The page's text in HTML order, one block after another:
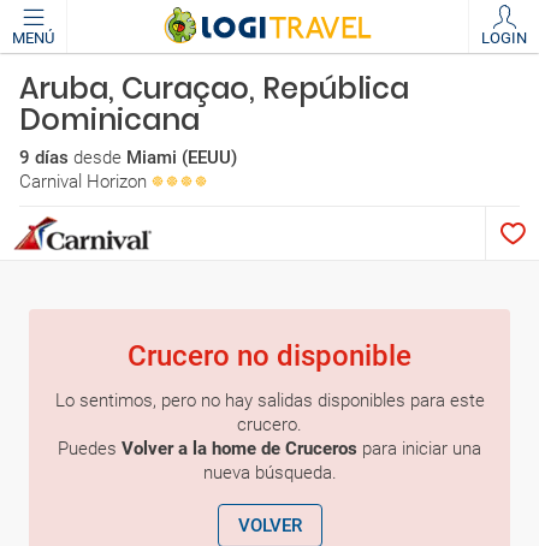
MENÚ LOGIN
Aruba, Curaçao, República
Dominicana
9 días desde Miami (EEUU)
Carnival Horizon
Crucero no disponible
Lo sentimos, pero no hay salidas disponibles para este
crucero.
Puedes Volver a la home de Cruceros para iniciar una
nueva búsqueda.
VOLVER